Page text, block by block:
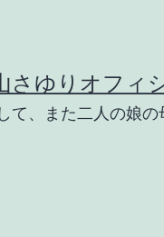
さゆりオフィ
、また二人の娘